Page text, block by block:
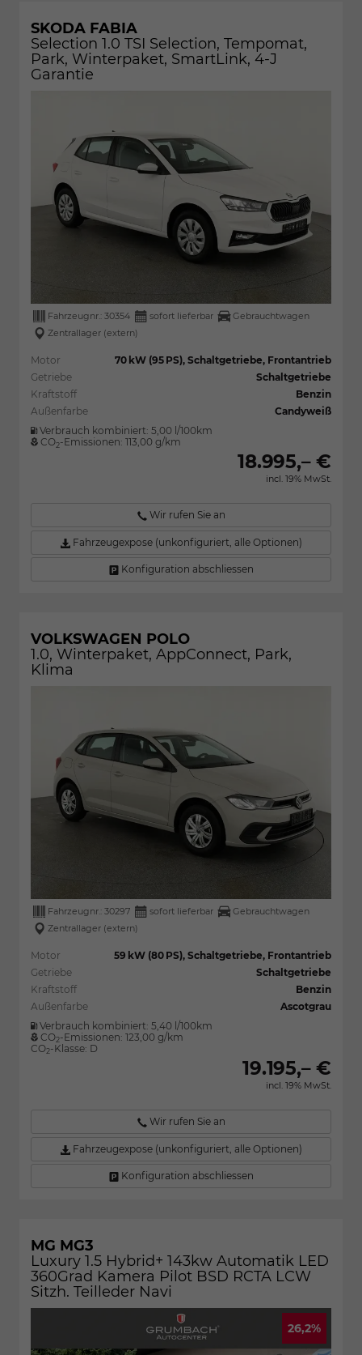
SKODA FABIA
Selection 1.0 TSI Selection, Tempomat,
Park, Winterpaket, SmartLink, 4-J
Garantie
Fahrzeugnr.: 30354 sofort lieferbar
Gebrauchtwagen
Zentrallager (extern)
Motor
70 kW (95 PS), Schaltgetriebe, Frontantrieb
Getriebe
Schaltgetriebe
Kraftstoff
Benzin
Außenfarbe
Candyweiß
Verbrauch kombiniert: 5,00 l/100km
CO2-Emissionen: 113,00 g/km
18.995,– €
incl. 19% MwSt.
Wir rufen Sie an
Fahrzeugexpose (unkonfiguriert, alle Optionen)
Konfiguration abschliessen
VOLKSWAGEN POLO
1.0, Winterpaket, AppConnect, Park,
Klima
Fahrzeugnr.: 30297 sofort lieferbar
Gebrauchtwagen
Zentrallager (extern)
Motor
59 kW (80 PS), Schaltgetriebe, Frontantrieb
Getriebe
Schaltgetriebe
Kraftstoff
Benzin
Außenfarbe
Ascotgrau
Verbrauch kombiniert: 5,40 l/100km
CO2-Emissionen: 123,00 g/km
CO2-Klasse: D
19.195,– €
incl. 19% MwSt.
Wir rufen Sie an
Fahrzeugexpose (unkonfiguriert, alle Optionen)
Konfiguration abschliessen
MG MG3
Luxury 1.5 Hybrid+ 143kw Automatik LED
360Grad Kamera Pilot BSD RCTA LCW
Sitzh. Teilleder Navi
26,2%